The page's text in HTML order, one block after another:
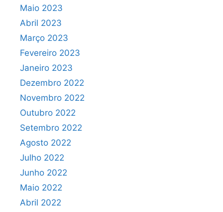
Maio 2023
Abril 2023
Março 2023
Fevereiro 2023
Janeiro 2023
Dezembro 2022
Novembro 2022
Outubro 2022
Setembro 2022
Agosto 2022
Julho 2022
Junho 2022
Maio 2022
Abril 2022